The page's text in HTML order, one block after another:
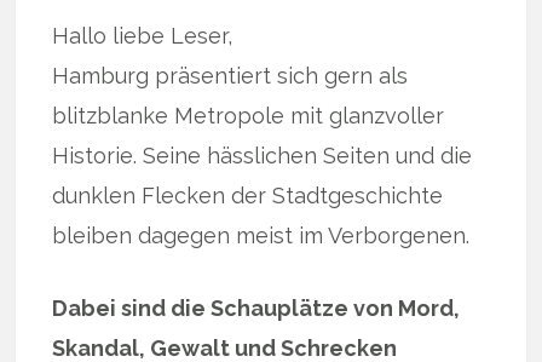
Hallo liebe Leser,
Hamburg präsentiert sich gern als
blitzblanke Metropole mit glanzvoller
Historie. Seine hässlichen Seiten und die
dunklen Flecken der Stadtgeschichte
bleiben dagegen meist im Verborgenen.
Dabei sind die Schauplätze von Mord,
Skandal, Gewalt und Schrecken